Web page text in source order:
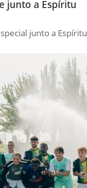
junto a Espíritu
junto a Espíritu